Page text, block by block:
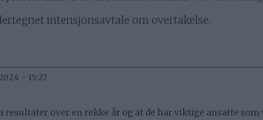
intensjonsavtale om overtakelse.
- 15:27
over en rekke år og at de har viktige ansatte som